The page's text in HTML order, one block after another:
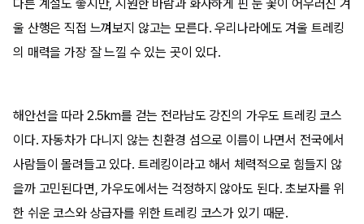
다른 계절도 좋지만, 시원한 바람과 화사하게 핀 눈 꽃이 어우러진 겨
울 산행은 직접 느껴보지 않고는 모른다. 우리나라에도 겨울 트레킹
의 매력을 가장 잘 느낄 수 있는 곳이 있다.
해안선을 따라 2.5km를 걷는 전라남도 강진의 가우도 트레킹 코스
이다. 자동차가 다니지 않는 친환경 섬으로 이름이 나면서 전국에서
사람들이 몰려들고 있다. 트레킹이라고 해서 체력적으로 힘들지 않
을까 고민된다면, 가우도에서는 걱정하지 않아도 된다. 초보자를 위
한 쉬운 코스와 상급자를 위한 트레킹 코스가 있기 때문.